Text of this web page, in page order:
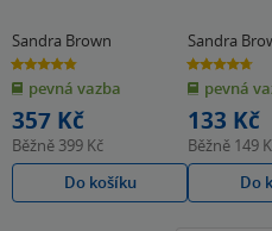
Sandra Brown
4.8
z
5
hvězdiček
pevná vazba
357 Kč
Běžně 399 Kč
Do košíku
Sandra
4.7
z
5
hvězdiček
pevná
133 Kč
Běžně 149
Do